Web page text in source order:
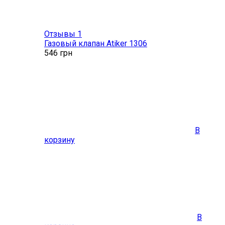
Отзывы 1
Газовый клапан Atiker 1306
546 грн
В
корзину
В